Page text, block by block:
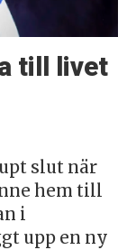
till livet
slut när
hem till
i
upp en ny